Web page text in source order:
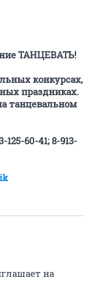
ТАНЦЕВАТЬ!
конкурсах,
праздниках.
танцевальном
60-41; 8-913-
на